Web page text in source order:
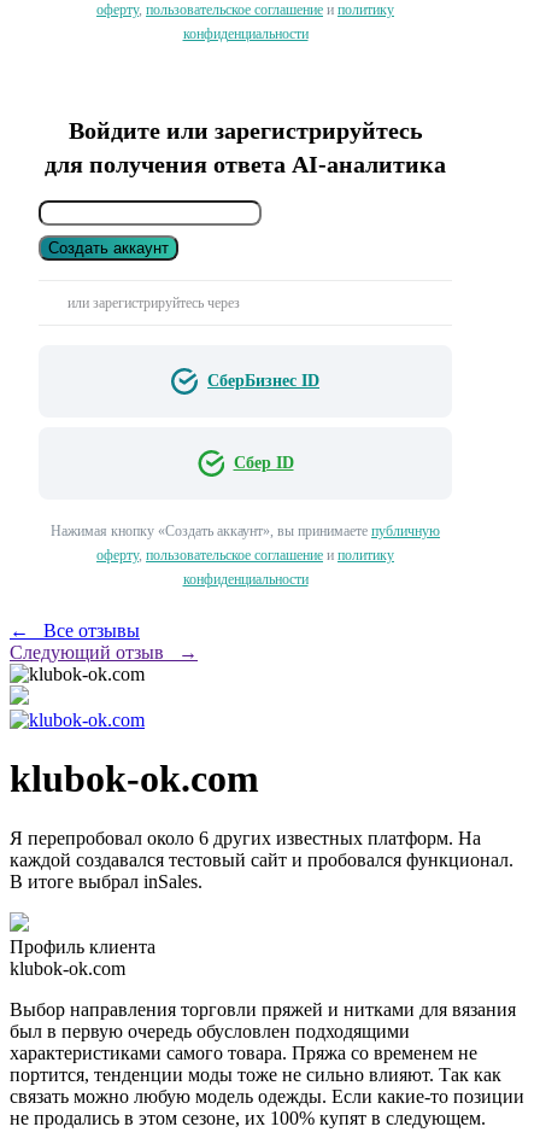
оферту, пользовательское соглашение и политику
конфиденциальности
Войдите или зарегистрируйтесь
для получения ответа AI-аналитика
Создать аккаунт
или зарегистрируйтесь через
СберБизнес ID
Сбер ID
Нажимая кнопку «Создать аккаунт», вы принимаете публичную
оферту, пользовательское соглашение и политику
конфиденциальности
← Все отзывы
Следующий отзыв →
klubok-ok.com
Я перепробовал около 6 других известных платформ. На
каждой создавался тестовый сайт и пробовался функционал.
В итоге выбрал inSales.
Профиль клиента
klubok-ok.com
Выбор направления торговли пряжей и нитками для вязания
был в первую очередь обусловлен подходящими
характеристиками самого товара. Пряжа со временем не
портится, тенденции моды тоже не сильно влияют. Так как
связать можно любую модель одежды. Если какие-то позиции
не продались в этом сезоне, их 100% купят в следующем.